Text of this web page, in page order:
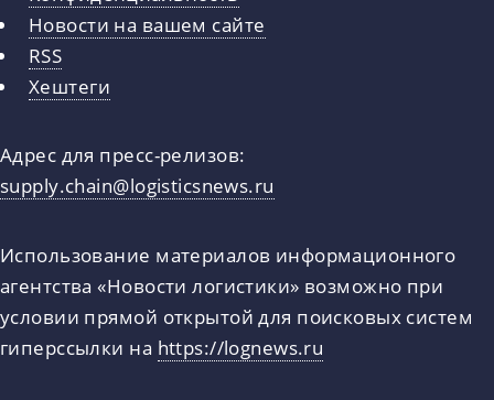
Новости на вашем сайте
RSS
Хештеги
Адрес для пресс-релизов:
supply.chain@logisticsnews.ru
Использование материалов информационного
агентства «Новости логистики» возможно при
условии прямой открытой для поисковых систем
гиперссылки на https://lognews.ru